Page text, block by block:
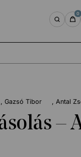
0
Gazsó Tibor Antal
–